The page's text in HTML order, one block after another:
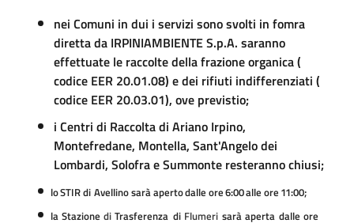
nei Comuni in dui i servizi sono svolti in fomra
diretta da IRPINIAMBIENTE S.p.A. saranno
effettuate le raccolte della frazione organica (
codice EER 20.01.08) e dei rifiuti indifferenziati (
codice EER 20.03.01), ove previstio;
i Centri di Raccolta di Ariano Irpino,
Montefredane, Montella, Sant'Angelo dei
Lombardi, Solofra e Summonte resteranno chiusi;
loSTIRdi Avellinosaràapertodalle ore6:00alle ore 11:00;
la Stazione di Trasferenza di Flumeri sarà aperta dalle ore